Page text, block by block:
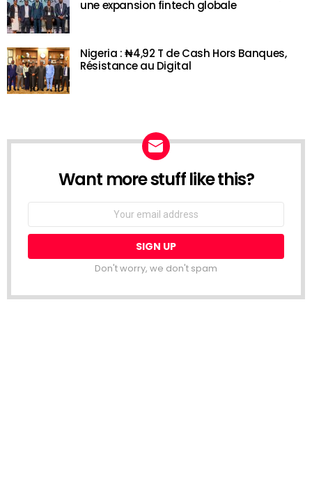
une expansion fintech globale
Nigeria : ₦4,92 T de Cash Hors Banques,
Résistance au Digital
NEWSLETTER
Want more stuff like this?
Don't worry, we don't spam